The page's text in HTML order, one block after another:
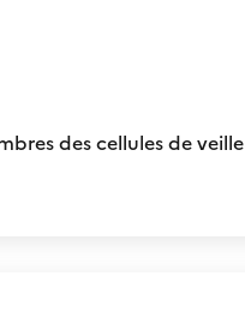
des cellules de veille